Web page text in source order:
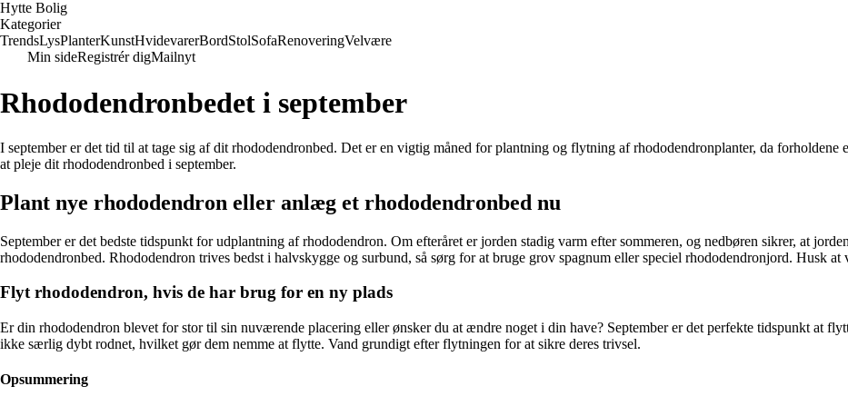
Hytte Bolig
Kategorier
TrendsLysPlanterKunstHvidevarerBordStolSofaRenoveringVelvære
Min sideRegistrér digMailnyt
Rhododendronbedet i september
I september er det tid til at tage sig af dit rhododendronbed. Det er en vigtig måned for plantning og flytning af rhododendronplanter, da
at pleje dit rhododendronbed i september.
Plant nye rhododendron eller anlæg et rhododendronbed nu
September er det bedste tidspunkt for udplantning af rhododendron. Om efteråret er jorden stadig varm efter sommeren, og nedbøren sikrer, at
rhododendronbed. Rhododendron trives bedst i halvskygge og surbund, så sørg for at bruge grov spagnum eller speciel rhododendronjord. Husk
Flyt rhododendron, hvis de har brug for en ny plads
Er din rhododendron blevet for stor til sin nuværende placering eller ønsker du at ændre noget i din have? September er det perfekte tidspunkt at
ikke særlig dybt rodnet, hvilket gør dem nemme at flytte. Vand grundigt efter flytningen for at sikre deres trivsel.
Opsummering